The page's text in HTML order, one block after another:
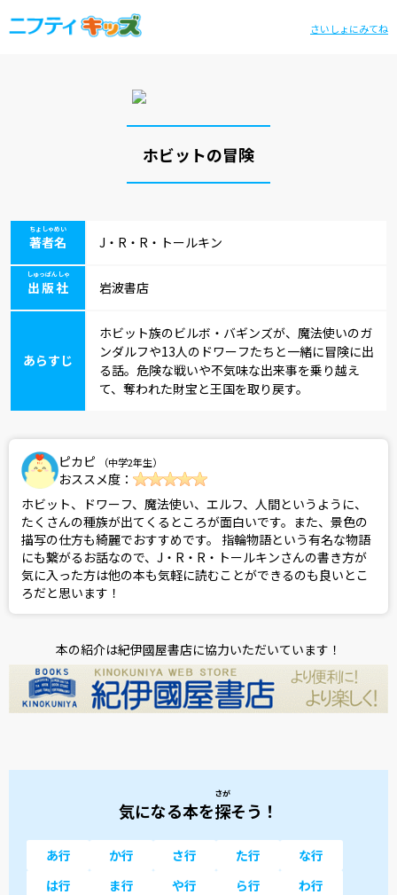
さいしょにみてね
ホビットの冒険
著者名
ちょしゃめい
J・R・R・トールキン
出版社
しゅっぱんしゃ
岩波書店
あらすじ
ホビット族のビルボ・バギンズが、魔法使いのガ
ンダルフや13人のドワーフたちと一緒に冒険に出
る話。危険な戦いや不気味な出来事を乗り越え
て、奪われた財宝と王国を取り戻す。
ピカピ （中学2年生）
おススメ度：
ホビット、ドワーフ、魔法使い、エルフ、人間というように、
たくさんの種族が出てくるところが面白いです。また、景色の
描写の仕方も綺麗でおすすめです。 指輪物語という有名な物語
にも繋がるお話なので、J・R・R・トールキンさんの書き方が
気に入った方は他の本も気軽に読むことができるのも良いとこ
ろだと思います！
本の紹介は紀伊國屋書店に協力いただいています！
気になる本を探
さが
そう！
あ行 か行 さ行 た行
な行
は行
ま行 や行 ら行 わ行